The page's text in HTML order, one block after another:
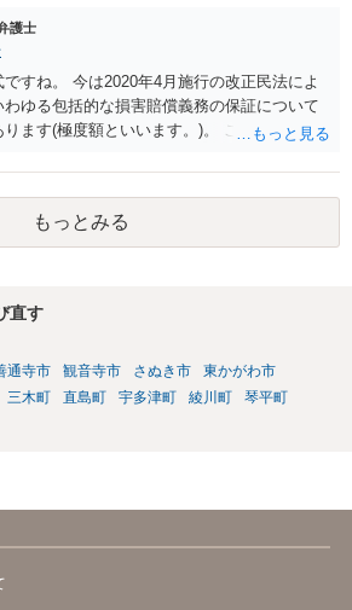
方がよいでしょう。
護士
すね。 今は2020年4月施行の改正民法によ
ゆる包括的な損害賠償義務の保証について
ます(極度額といいます。)。 この書式にサ
可能性が高そうです。
もっとみる
直す
通寺市 観音寺市 さぬき市
東かがわ市
三木町 直島町 宇多津町 綾川町
琴平町